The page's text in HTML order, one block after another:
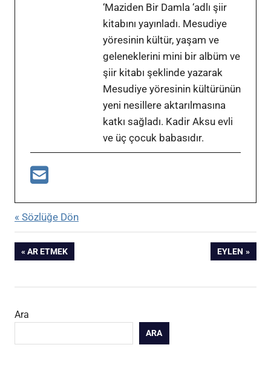
‘Maziden Bir Damla ‘adlı şiir
kitabını yayınladı. Mesudiye
yöresinin kültür, yaşam ve
geleneklerini mini bir albüm ve
şiir kitabı şeklinde yazarak
Mesudiye yöresinin kültürünün
yeni nesillere aktarılmasına
katkı sağladı. Kadir Aksu evli
ve üç çocuk babasıdır.
« Sözlüğe Dön
Yazı
ÖNCEKI
AR ETMEK
SONRAKI
EYLEN
Ara
ARA